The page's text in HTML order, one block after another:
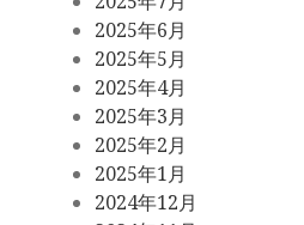
2025年6月
2025年5月
2025年4月
2025年3月
2025年2月
2025年1月
2024年12月